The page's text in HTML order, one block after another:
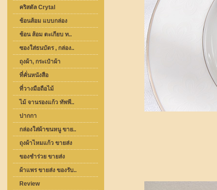
คริสตัล Crytal
ช้อนส้อม แบบกล่อง
ช้อน ส้อม ตะเกียบ ท..
ซองใส่ธนบัตร , กล่อง..
ถุงผ้า, กระเป๋าผ้า
ที่คั่นหนังสือ
ที่วางมือถือไม้
ไม้ จานรองแก้ว ทัพพี..
ปากกา
กล่องใส่ผ้าขนหนู ขาย..
ถุงผ้าไหมแก้ว ขายส่ง
ของชำร่วย ขายส่ง
ผ้าแพร ขายส่ง ของรับ..
Review